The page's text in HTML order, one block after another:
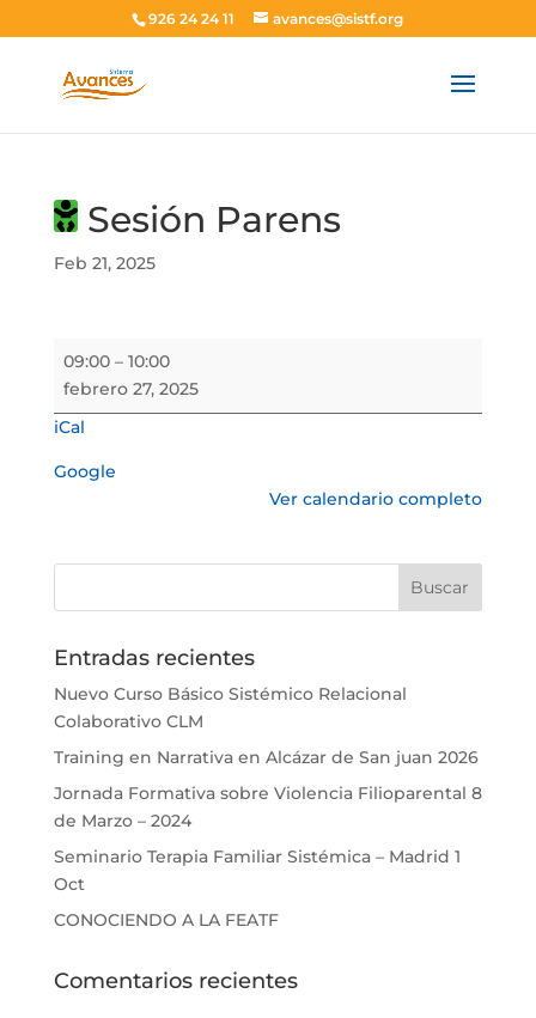
926 24 24 11 avances@sistf.org
Sesión Parens
Feb 21, 2025
Sesión
Parens
09:00 – 10:00
febrero 27, 2025
iCal
Google
Ver calendario completo
Entradas recientes
Nuevo Curso Básico Sistémico Relacional
Colaborativo CLM
Training en Narrativa en Alcázar de San juan 2026
Jornada Formativa sobre Violencia Filioparental 8
de Marzo – 2024
Seminario Terapia Familiar Sistémica – Madrid 1
Oct
CONOCIENDO A LA FEATF
Comentarios recientes